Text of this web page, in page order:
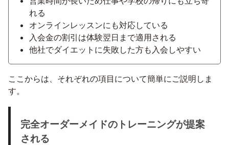
れる
オンラインレッスンにも対応している
入会金の割引は体験翌日まで適用される
他社でダイエットに失敗した方も入会しやすい
ここからは、それぞれの項目について簡単にご説明しま
す。
完全オーダーメイドのトレーニングが提案
される